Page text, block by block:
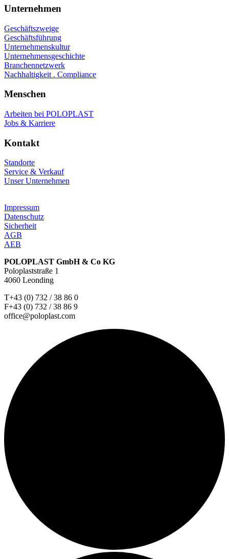
Unternehmen
Geschäftszweige
Geschäftsführung
Unternehmenskultur
Unternehmensgeschichte
Branchennetzwerk
Nachhaltigkeit . Compliance
Menschen
Arbeiten bei POLOPLAST
Jobs & Karriere
Kontakt
Standorte
Service & Verkauf
Unser Unternehmen
Impressum
Datenschutz
Sicherheit
AGB
AEB
POLOPLAST GmbH & Co KG
Poloplaststraße 1
4060 Leonding
T+43 (0) 732 / 38 86 0
F+43 (0) 732 / 38 86 9
office@poloplast.com